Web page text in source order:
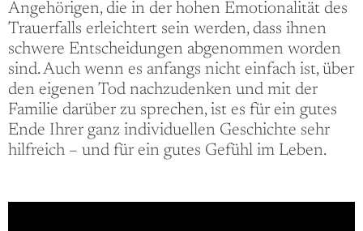
Angehörigen, die in der hohen Emotionalität des
Trauerfalls erleichtert sein werden, dass ihnen
schwere Entscheidungen abgenommen worden
sind. Auch wenn es anfangs nicht einfach ist, über
den eigenen Tod nachzudenken und mit der
Familie darüber zu sprechen, ist es für ein gutes
Ende Ihrer ganz individuellen Geschichte sehr
hilfreich – und für ein gutes Gefühl im Leben.